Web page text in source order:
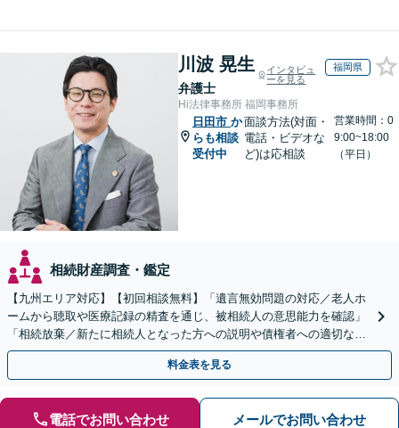
川波 晃生
弁護士
インタビュ
ーを見る
福岡県
Hi法律事務所 福岡事務所
日田市 か
らも相談
受付中
面談方法(対面・
電話・ビデオな
ど)は応相談
営業時間：0
9:00~18:00
（平日）
相続財産調査・鑑定
【九州エリア対応】【初回相談無料】「遺言無効問題の対応／老人ホ
ームから聴取や医療記録の精査を通じ、被相続人の意思能力を確認」
「相続放棄／新たに相続人となった方への説明や債権者への適切な対
応まで、きめ細やかにサポート」【休日・夜間相談可】
料金表を見る
電話でお問い合わせ メールでお問い合わせ